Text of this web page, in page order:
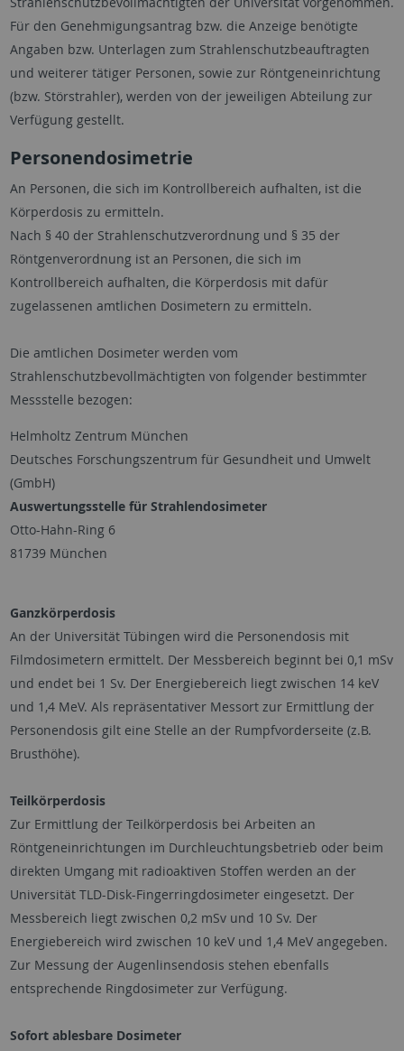
Für den Genehmigungsantrag bzw. die Anzeige benötigte
Angaben bzw. Unterlagen zum Strahlenschutzbeauftragten
und weiterer tätiger Personen, sowie zur Röntgeneinrichtung
(bzw. Störstrahler), werden von der jeweiligen Abteilung zur
Verfügung gestellt.
Personendosimetrie
An Personen, die sich im Kontrollbereich aufhalten, ist die
Körperdosis zu ermitteln.
Nach § 40 der Strahlenschutzverordnung und § 35 der
Röntgenverordnung ist an Personen, die sich im
Kontrollbereich aufhalten, die Körperdosis mit dafür
zugelassenen amtlichen Dosimetern zu ermitteln.
Die amtlichen Dosimeter werden vom
Strahlenschutzbevollmächtigten von folgender bestimmter
Messstelle bezogen:
Helmholtz Zentrum München
Deutsches Forschungszentrum für Gesundheit und Umwelt
(GmbH)
Auswertungsstelle für Strahlendosimeter
Otto-Hahn-Ring 6
81739 München
Ganzkörperdosis
An der Universität Tübingen wird die Personendosis mit
Filmdosimetern ermittelt. Der Messbereich beginnt bei 0,1 mSv
und endet bei 1 Sv. Der Energiebereich liegt zwischen 14 keV
und 1,4 MeV. Als repräsentativer Messort zur Ermittlung der
Personendosis gilt eine Stelle an der Rumpfvorderseite (z.B.
Brusthöhe).
Teilkörperdosis
Zur Ermittlung der Teilkörperdosis bei Arbeiten an
Röntgeneinrichtungen im Durchleuchtungsbetrieb oder beim
direkten Umgang mit radioaktiven Stoffen werden an der
Universität TLD-Disk-Fingerringdosimeter eingesetzt. Der
Messbereich liegt zwischen 0,2 mSv und 10 Sv. Der
Energiebereich wird zwischen 10 keV und 1,4 MeV angegeben.
Zur Messung der Augenlinsendosis stehen ebenfalls
entsprechende Ringdosimeter zur Verfügung.
Sofort ablesbare Dosimeter